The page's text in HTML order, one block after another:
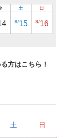
土
8/15
日
8/16
方はこちら！
土 日